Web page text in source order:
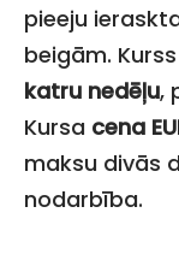
pieeju
beigām.
katru nedēļu,
Kursa cena
maksu divās
nodarbība.